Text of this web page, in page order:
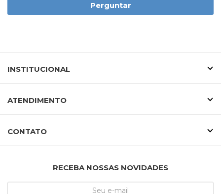
Perguntar
INSTITUCIONAL
ATENDIMENTO
CONTATO
RECEBA NOSSAS NOVIDADES